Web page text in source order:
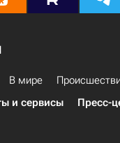
В мире
и сервисы Пресс-